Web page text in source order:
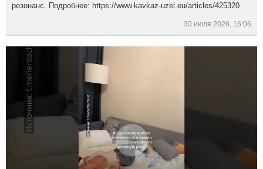
резонанс. Подробнее: https://www.kavkaz-uzel.eu/articles/425320
30 июля 2026, 16:06